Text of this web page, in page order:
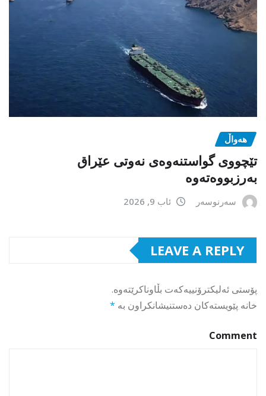
هەواڵ
تێچووی گواستنەوەی نەوتی عێراق
بەرزبووەتەوە
سەرنوسەر ئاب 9, 2026
LEAVE A REPLY
پۆستی ئەلیکترۆنییەکەت بڵاوناکرێتەوە.
خانە پێویستەکان دەستنیشانکراون بە *
Comment